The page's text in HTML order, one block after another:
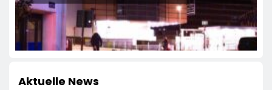
Aktuelle News